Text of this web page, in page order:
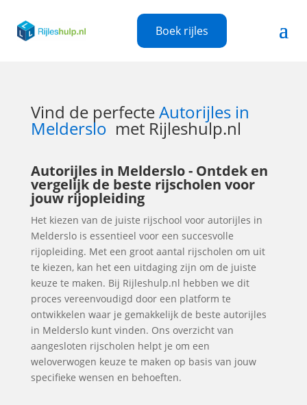
Boek rijles
Vind de perfecteAutorijles in
Melderslo met Rijleshulp.nl
Autorijles in Melderslo - Ontdek en
vergelijk de beste rijscholen voor
jouw rijopleiding
Het kiezen van de juiste rijschool voor autorijles in
Melderslo is essentieel voor een succesvolle
rijopleiding. Met een groot aantal rijscholen om uit
te kiezen, kan het een uitdaging zijn om de juiste
keuze te maken. Bij Rijleshulp.nl hebben we dit
proces vereenvoudigd door een platform te
ontwikkelen waar je gemakkelijk de beste autorijles
in Melderslo kunt vinden. Ons overzicht van
aangesloten rijscholen helpt je om een
weloverwogen keuze te maken op basis van jouw
specifieke wensen en behoeften.